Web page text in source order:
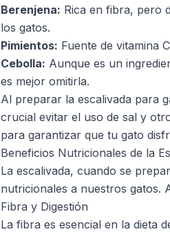
Berenjena: Rica en fibra, pero
los gatos.
Pimientos: Fuente de vitamina
Cebolla: Aunque es un
es mejor omitirla.
Al preparar la escalivada para
crucial evitar el uso de sal y
para garantizar que tu gato
Beneficios Nutricionales de la
La escalivada, cuando se
nutricionales a nuestros gatos.
Fibra y Digestión
La fibra es esencial en la dieta